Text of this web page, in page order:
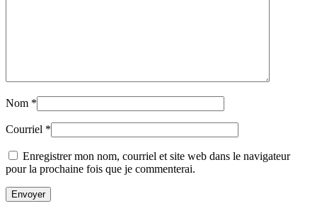
Nom *
Courriel *
Enregistrer mon nom, courriel et site web dans le navigateur
pour la prochaine fois que je commenterai.